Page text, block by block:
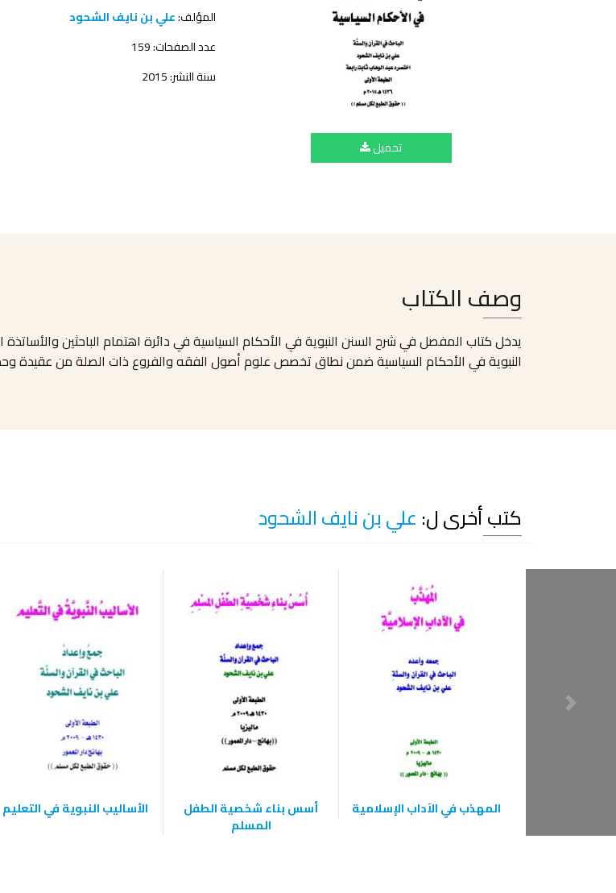
تحميل
المؤلف:علي بن نايف الشحود
عدد الصفحات: 159
سنة النشر: 2015
وصف الكتاب
يدخل كتاب المفصل في شرح السنن النبوية في الأحكام السياسية في دائرة اهتمام الباحثين
النبوية في الأحكام السياسية ضمن نطاق تخصص علوم أصول الفقه والفروع ذات الصلة من عقيدة
كتب أخرى ل: علي بن نايف الشحود
المهذب في الآداب الإسلامية أسس بناء شخصية الطفل
المسلم
الأساليب النبوية في التعليم